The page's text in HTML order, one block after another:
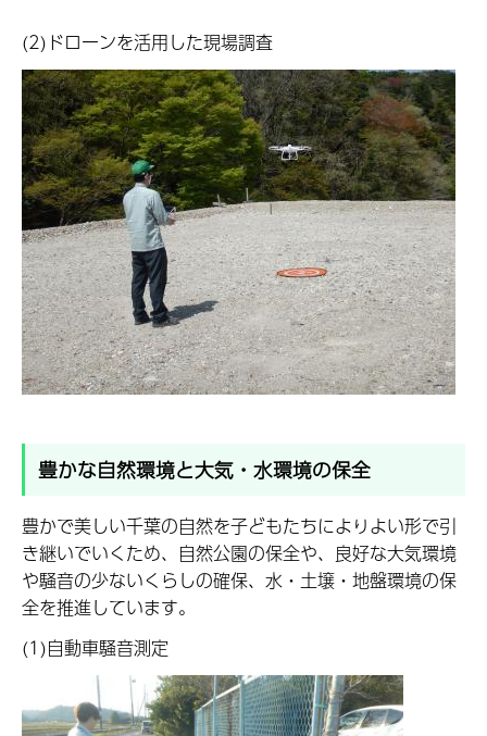
(2)ドローンを活用した現場調査
豊かな自然環境と大気・水環境の保全
豊かで美しい千葉の自然を子どもたちによりよい形で引
き継いでいくため、自然公園の保全や、良好な大気環境
や騒音の少ないくらしの確保、水・土壌・地盤環境の保
全を推進しています。
(1)自動車騒音測定